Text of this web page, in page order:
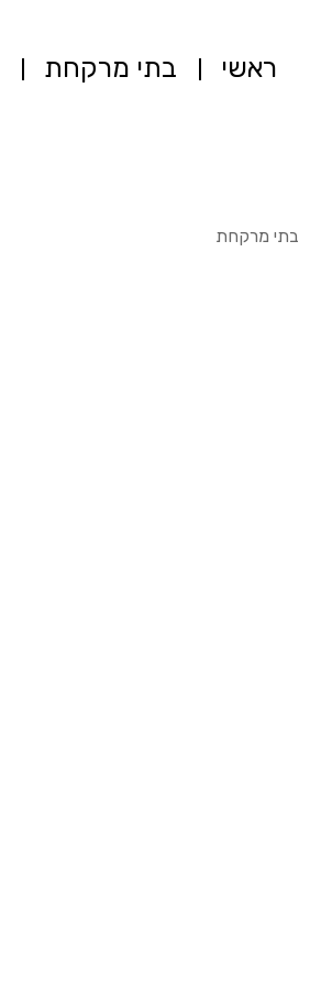
ראשי בתי מרקחת
בתי מרקחת